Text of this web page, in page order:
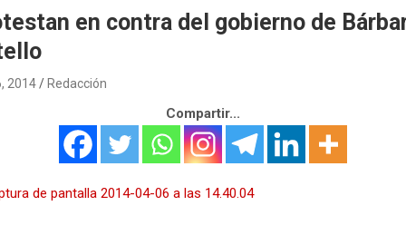
en contra del gobierno de
2014 Redacción
Compartir...